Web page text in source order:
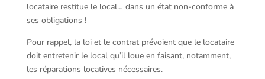
locataire restitue le local… dans un état non-conforme à
ses obligations !
Pour rappel, la loi et le contrat prévoient que le locataire
doit entretenir le local qu’il loue en faisant, notamment,
les réparations locatives nécessaires.